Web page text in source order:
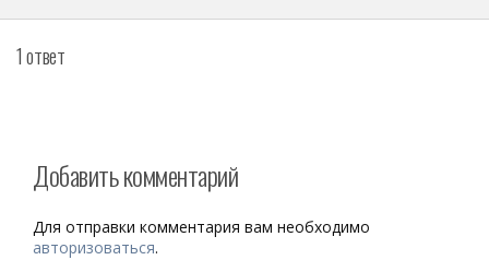
1 ответ
Добавить комментарий
Для отправки комментария вам необходимо
авторизоваться.